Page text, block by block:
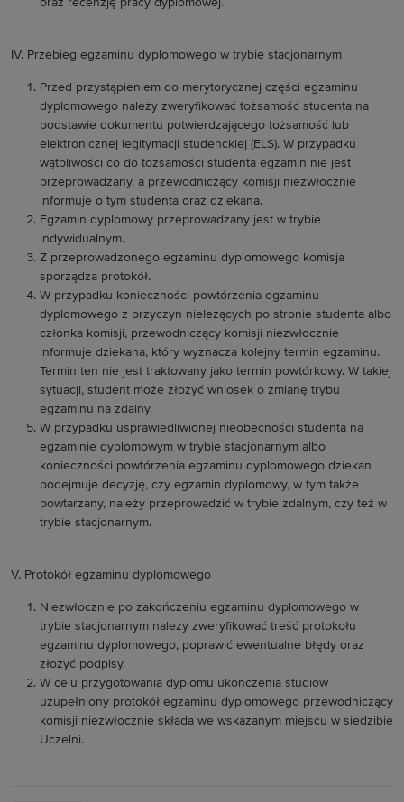
oraz recenzję pracy dyplomowej.
IV. Przebieg egzaminu dyplomowego w trybie stacjonarnym
Przed przystąpieniem do merytorycznej części egzaminu
dyplomowego należy zweryfikować tożsamość studenta na
podstawie dokumentu potwierdzającego tożsamość lub
elektronicznej legitymacji studenckiej (ELS). W przypadku
wątpliwości co do tożsamości studenta egzamin nie jest
przeprowadzany, a przewodniczący komisji niezwłocznie
informuje o tym studenta oraz dziekana.
Egzamin dyplomowy przeprowadzany jest w trybie
indywidualnym.
Z przeprowadzonego egzaminu dyplomowego komisja
sporządza protokół.
W przypadku konieczności powtórzenia egzaminu
dyplomowego z przyczyn nieleżących po stronie studenta albo
członka komisji, przewodniczący komisji niezwłocznie
informuje dziekana, który wyznacza kolejny termin egzaminu.
Termin ten nie jest traktowany jako termin powtórkowy. W takiej
sytuacji, student może złożyć wniosek o zmianę trybu
egzaminu na zdalny.
W przypadku usprawiedliwionej nieobecności studenta na
egzaminie dyplomowym w trybie stacjonarnym albo
konieczności powtórzenia egzaminu dyplomowego dziekan
podejmuje decyzję, czy egzamin dyplomowy, w tym także
powtarzany, należy przeprowadzić w trybie zdalnym, czy też w
trybie stacjonarnym.
V. Protokół egzaminu dyplomowego
Niezwłocznie po zakończeniu egzaminu dyplomowego w
trybie stacjonarnym należy zweryfikować treść protokołu
egzaminu dyplomowego, poprawić ewentualne błędy oraz
złożyć podpisy.
W celu przygotowania dyplomu ukończenia studiów
uzupełniony protokół egzaminu dyplomowego przewodniczący
komisji niezwłocznie składa we wskazanym miejscu w siedzibie
Uczelni.